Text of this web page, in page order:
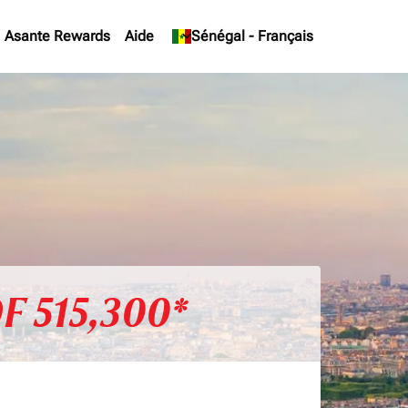
Asante Rewards Aide Sénégal - Français
keyboard_arrow_down
515,300*